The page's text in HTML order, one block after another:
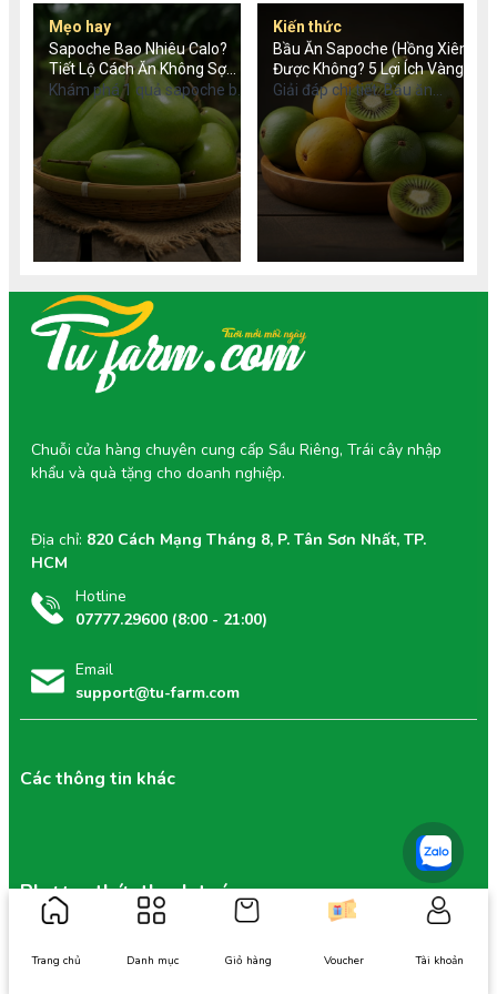
Mẹo hay
Sapoche Bao Nhiêu Calo?
Tiết Lộ Cách Ăn Không Sợ
Béo
Khám phá 1 quả sapoche bao
nhiêu calo, lượng calo trong
sinh tố sapoche và bí quyết
ăn hồng xiêm không lo tăng
cân. Tìm hiểu giá trị dinh
dưỡng chi tiết.
Kiến thức
Bầu Ăn Sapoche (Hồng Xiêm)
Được Không? 5 Lợi Ích Vàng
Cho Mẹ
Giải đáp chi tiết: Bầu ăn
sapoche được không? Khám
phá 5 lợi ích vàng, liều lượng
an toàn và cách chọn hồng
xiêm chuẩn VietGAP tốt cho
mẹ và thai nhi.
Hotline
07777.29600 (8:00 - 21:00)
Email
support@tu-farm.com
Các thông tin khác
Chuỗi cửa hàng chuyên cung cấp Sầu Riêng, Trái cây nhập
khẩu và quà tặng cho doanh nghiệp.
Địa chỉ: 820 Cách Mạng Tháng 8, P. Tân Sơn Nhất, TP.
HCM
Phương thức thanh toán
Trang chủ Danh mục Giỏ hàng Voucher Tài khoản